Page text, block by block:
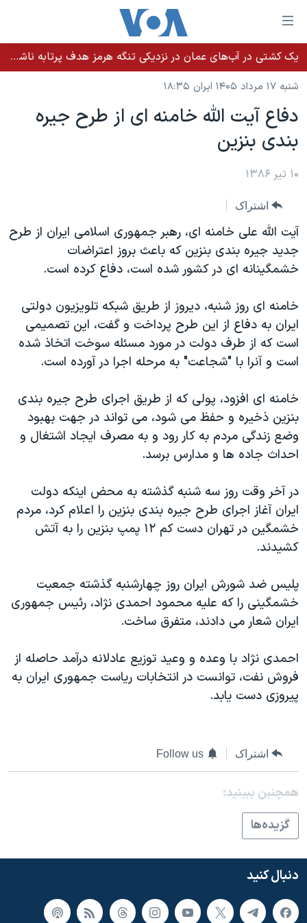
لینکهای
قابل
دسترسی
جهش
محتوای
اصلی
جهش
به
اصلی
جهش
به
جستجو
خانه
نسخه سبک وب‌سایت
موضوع ها
ایران
آمریکا
ورزشی
گزیده‌ها
ویژه برنامه‌ها
فرهنگ و زندگی
حقوق شهروندی
اقتصادی
علم و فناوری
اسرائیل در جنگ
گالری عکس
برنامه های تلویزیونی
جدول برنامه ها
صفحه‌های ویژه
جام جهانی ۲۰۲۶
عملیات خشم حماسی
۲۵۰سالگی آمریکا
مستندها
انتخابات ریاست جمهوری آمریکا ۲۰۲۴
حمله جمهوری اسلامی به اسرائیل
رمز مهسا
ورزش زنان در ایران
اعتراضات زن، زندگی، آزادی
تریبونال مردمی آبان ۹۸
دادگاه حمید نوری
چهل سال گروگان‌گیری
اعتراضات مردمی آبان ۹۸
اسرائیل در جنگ
همایش محافظه‌کاران آمریکا «سی‌پک»
صفحه‌های ویژه
فرکانس‌های صدای آمریکا
پخش رادیویی
دنبال کنید
زبانهای مختلف
یک کشتی در آب‌های عمان در نزدیکی تنگه هرمز هدف پرتابه ناشناس قرار گرفت
شنبه ۱۷ مرداد ۱۴۰۵ ایران ۱۸:۳۵
دفاع آيت الله خامنه ای از طرح جيره
بندی بنزين
۱۰ تیر ۱۳۸۶
اشتراک
آيت الله علی خامنه ای، رهبر جمهوری اسلامی ايران از طرح
جديد جيره بندی بنزين که باعث بروز اعتراضات
خشمگينانه ای در کشور شده است، دفاع کرده است.
خامنه ای روز شنبه، ديروز از طريق شبکه تلويزيون دولتی
ايران به دفاع از اين طرح پرداخت و گفت، اين تصميمی
است که از طرف دولت در مورد مسئله سوخت اتخاذ شده
است و آنرا با "شجاعت" به مرحله اجرا در آورده است.
خامنه ای افزود، پولی که از طريق اجرای طرح جيره بندی
بنزين ذخيره و حفظ می شود، می تواند در جهت بهبود
وضع زندگی مردم به کار رود و به مصرف ايجاد اشتغال و
احداث جاده ها و مدارس برسد.
در آخر وقت روز سه شنبه گذشته به محض اينکه دولت
ايران آغاز اجرای طرح جيره بندی بنزين را اعلام کرد، مردم
خشمگين در تهران دست کم ۱۲ پمپ بنزين را به آتش
کشيدند.
پليس ضد شورش ايران روز چهارشنبه گذشته جمعيت
خشمگينی را که عليه محمود احمدی نژاد، رئيس جمهوری
ايران شعار می دادند، متفرق ساخت.
احمدی نژاد با وعده و وعيد توزيع عادلانه درآمد حاصله از
فروش نفت، توانست در انتخابات رياست جمهوری ايران به
پيروزی دست يابد.
اشتراک Follow us
همچنبن ببینید:
گزيده‌ها
دنبال کنید